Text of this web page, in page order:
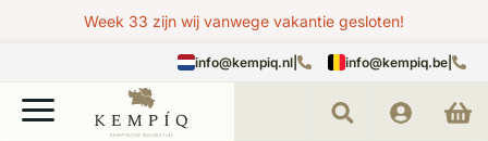
Week 33 zijn wij vanwege vakantie gesloten!
info@kempiq.nl info@kempiq.be
0303